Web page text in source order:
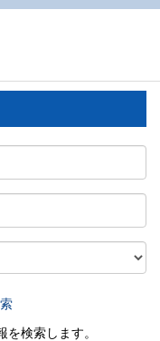
検索します。